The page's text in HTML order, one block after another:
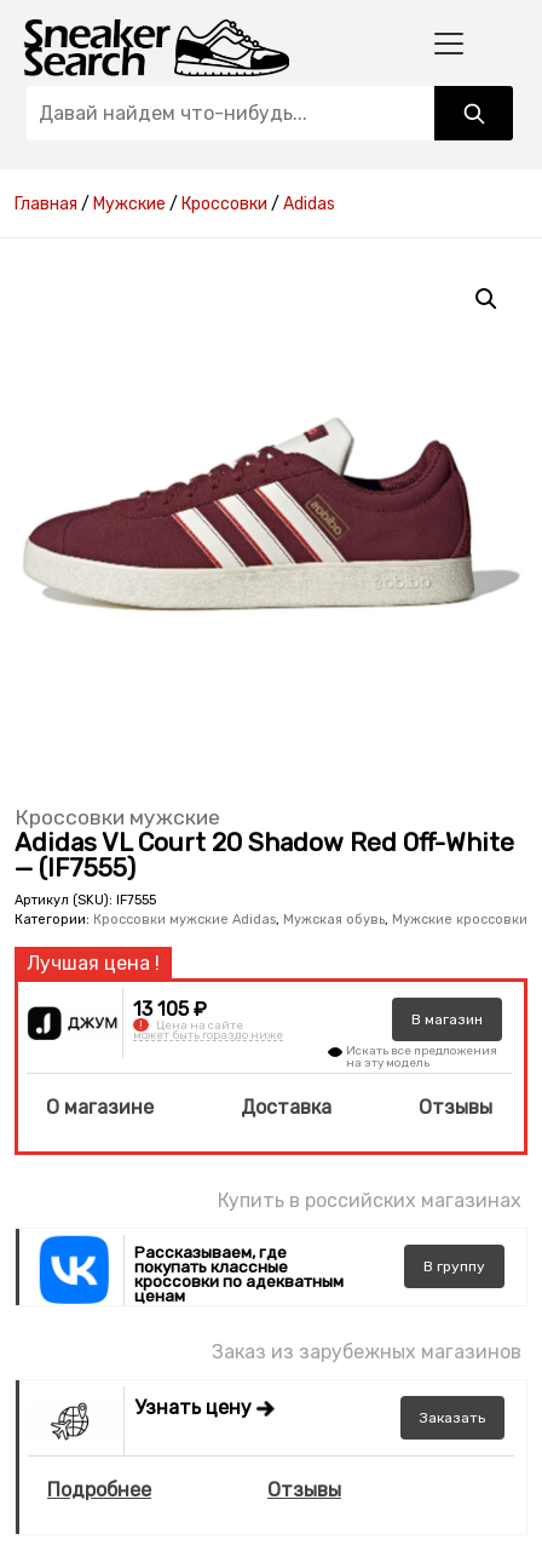
Главная / Мужские / Кроссовки / Adidas
Кроссовки мужские
Adidas VL Court 20 Shadow Red Off-White
— (IF7555)
Артикул (SKU):
IF7555
Категории: Кроссовки мужские Adidas, Мужская обувь, Мужские кроссовки
13 105 ₽
! Цена на сайте
может быть гораздо ниже
В магазин
Искать все предложения
на эту модель
О магазине Доставка Отзывы
Купить в российских магазинах
Рассказываем, где
покупать классные
кроссовки по адекватным
ценам
В группу
Заказ из зарубежных магазинов
Узнать цену Заказать
Подробнее Отзывы